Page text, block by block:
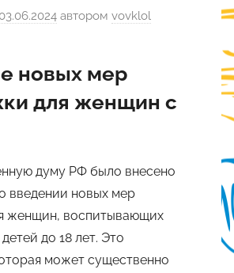
03.06.2024 автором vovklol
новых мер
для женщин с
думу РФ было внесено
введении новых мер
женщин, воспитывающих
до 18 лет. Это
может существенно